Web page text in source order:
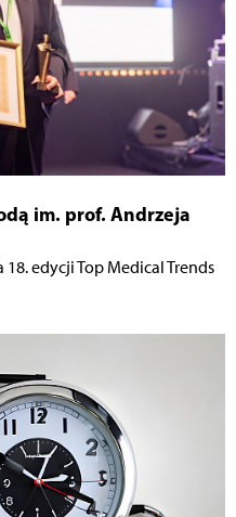
im. prof. Andrzeja
edycji Top Medical Trends